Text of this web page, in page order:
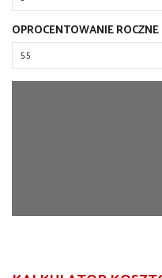
OPROCENTOWANIE ROCZNE